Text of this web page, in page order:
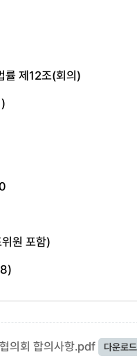
제 12조(회의 )
)
원 포함)
8)
의회 합의사항.pdf 다운로드